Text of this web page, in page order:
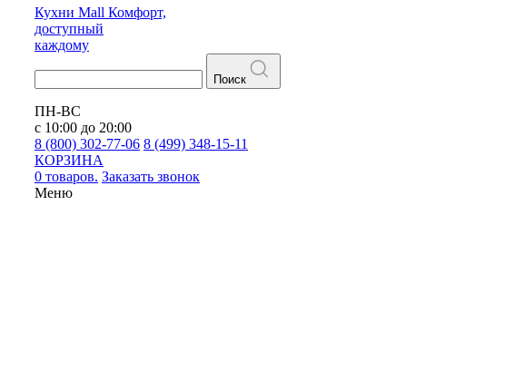
Кухни Mall Комфорт,
доступный
каждому
Поиск
ПН-ВС
с 10:00 до 20:00
8 (800) 302-77-06 8 (499) 348-15-11
КОРЗИНА
0 товаров. Заказать звонок
Меню